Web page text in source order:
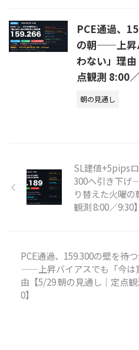
PCE通過、
の朝——上昇
わない」理
点観測 8:00
朝の見通し
SL建値+5pips
300へ引き下げ
り替えた火曜
観測 8:00／9:30】
PCE通過、159.300の壁を待
——上昇バイアスでも「今は
由【5/29 朝の見通し｜定点観
0】